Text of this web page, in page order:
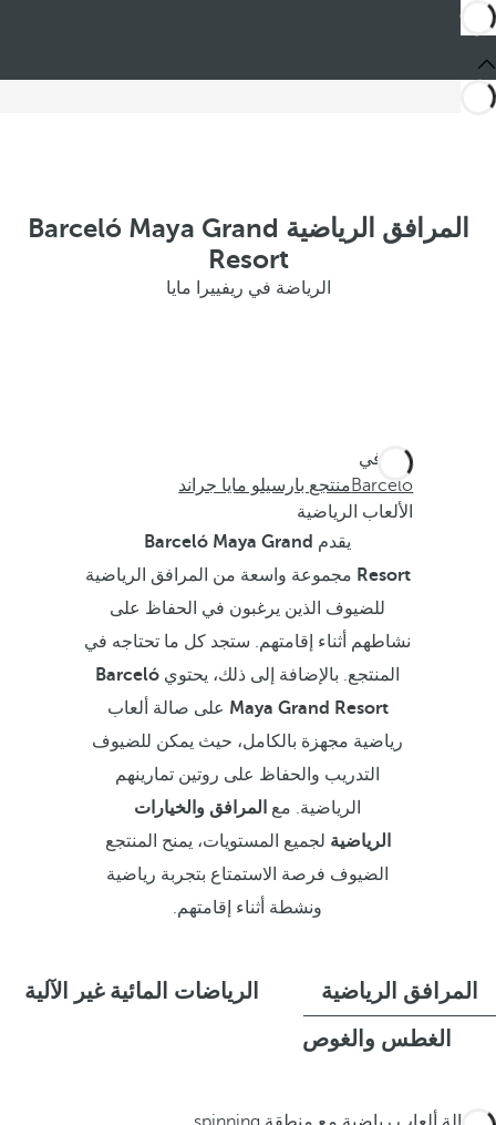
المرافق الرياضية Barceló Maya Grand
Resort
الرياضة في ريفييرا مايا
أنت في
Barcelóمنتجع بارسيلو مايا جراند
الألعاب الرياضية
يقدم Barceló Maya Grand
Resort مجموعة واسعة من المرافق الرياضية
للضيوف الذين يرغبون في الحفاظ على
نشاطهم أثناء إقامتهم. ستجد كل ما تحتاجه في
المنتجع. بالإضافة إلى ذلك، يحتوي Barceló
Maya Grand Resort على صالة ألعاب
رياضية مجهزة بالكامل، حيث يمكن للضيوف
التدريب والحفاظ على روتين تمارينهم
الرياضية. مع المرافق والخيارات
الرياضية لجميع المستويات، يمنح المنتجع
الضيوف فرصة الاستمتاع بتجربة رياضية
ونشطة أثناء إقامتهم.
المرافق الرياضية
الرياضات المائية غير الآلية
الغطس والغوص